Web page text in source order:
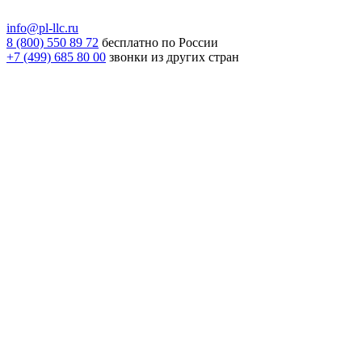
info@pl-llc.ru
8 (800) 550 89 72 бесплатно по России
+7 (499) 685 80 00 звонки из других стран